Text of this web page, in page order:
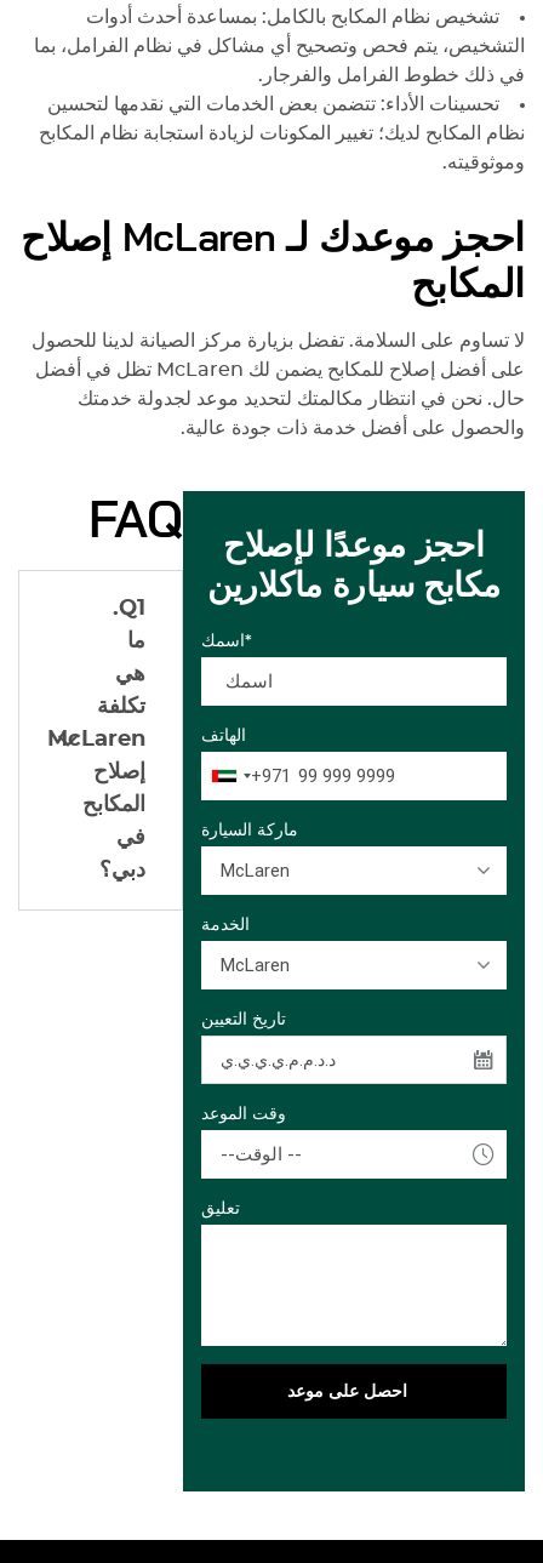
تشخيص نظام المكابح بالكامل: بمساعدة أحدث أدوات
التشخيص، يتم فحص وتصحيح أي مشاكل في نظام الفرامل، بما
في ذلك خطوط الفرامل والفرجار.
تحسينات الأداء: تتضمن بعض الخدمات التي نقدمها لتحسين
نظام المكابح لديك؛ تغيير المكونات لزيادة استجابة نظام المكابح
وموثوقيته.
احجز موعدك لـ McLaren
إصلاح
المكابح
لا تساوم على السلامة. تفضل بزيارة مركز الصيانة لدينا للحصول
على أفضل إصلاح للمكابح يضمن لك McLaren تظل في أفضل
حال. نحن في انتظار مكالمتك لتحديد موعد لجدولة خدمتك
والحصول على أفضل خدمة ذات جودة عالية.
FAQ
Q1.
ما
هي
تكلفة
McLaren
إصلاح
المكابح
في
دبي؟
احجز موعدًا لإصلاح
مكابح سيارة ماكلارين
اسمك*
الهاتف
+971
ماركة السيارة
McLaren
الخدمة
McLaren
تاريخ التعيين
وقت الموعد
--الوقت --
تعليق
احصل على موعد